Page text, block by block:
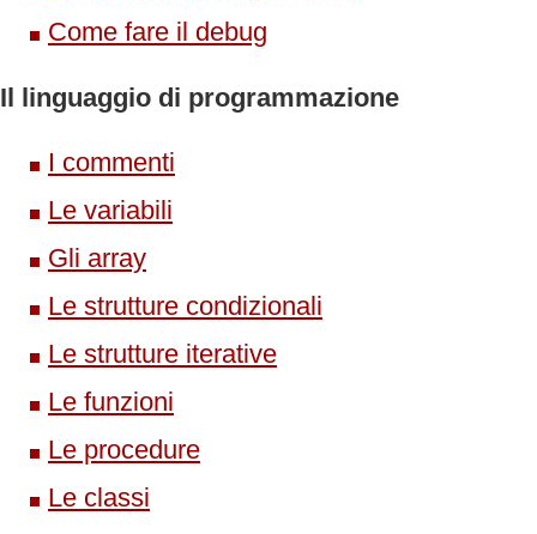
Come fare il debug
Il linguaggio di programmazione
I commenti
Le variabili
Gli array
Le strutture condizionali
Le strutture iterative
Le funzioni
Le procedure
Le classi